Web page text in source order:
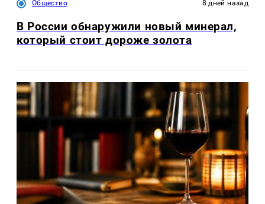
Общество 8 дней назад
В России обнаружили новый минерал,
который стоит дороже золота